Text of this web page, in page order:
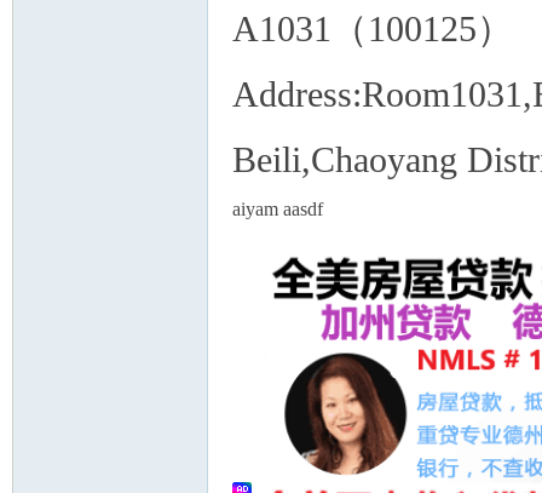
A1031（100125）
Beili,Chaoyang
aiyam aasdf